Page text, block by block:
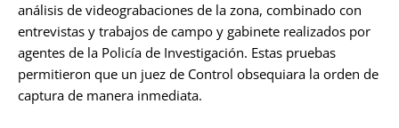
análisis de videograbaciones de la zona, combinado con
entrevistas y trabajos de campo y gabinete realizados por
agentes de la Policía de Investigación. Estas pruebas
permitieron que un juez de Control obsequiara la orden de
captura de manera inmediata.